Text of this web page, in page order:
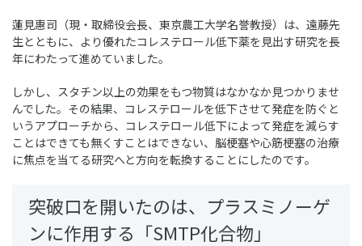
蓮見惠司（現・取締役会長、東京農工大学名誉教授）は、遠藤先
生とともに、より優れたコレステロール低下薬を見出す研究を長
年にわたって進めていました。
しかし、スタチン以上の効果をもつ物質はなかなか見つかりませ
んでした。その結果、コレステロールを低下させて発症を防ぐと
いうアプローチから、コレステロール低下によって発症を減らす
ことはできても無くすことはできない、脳梗塞や心筋梗塞の治療
に焦点を当てる研究へと方向を転換することにしたのです。
突破口を開いたのは、プラスミノーゲ
ンに作用する「SMTP化合物」